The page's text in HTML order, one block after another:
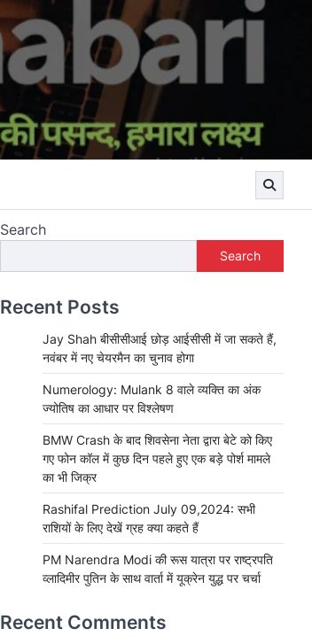
Search
Search
Recent Posts
Jay Shah बीसीसीआई छोड़ आईसीसी में जा सकते हैं,
नवंबर में नए चेयरमैन का चुनाव होगा
Numerology: Mulank 8 वाले व्यक्ति का अंक
ज्योतिष का आधार पर विश्लेषण
BMW Crash के बाद शिवसेना नेता द्वारा बेटे को किए
गए फोन कॉल में कुछ दिन पहले हुए एक बड़े पोर्श मामले
का भी जिक्र
Rashifal Prediction July 09,2024: सभी
राशियों के लिए देखें ग्रह क्या कहते हैं
PM Narendra Modi की रूस यात्रा पर राष्ट्रपति
व्लादिमीर पुतिन के साथ वार्ता में यूक्रेन युद्ध पर चर्चा
Recent Comments